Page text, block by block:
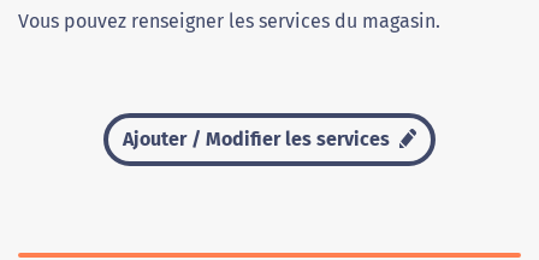
Vous pouvez renseigner les services du magasin.
Ajouter / Modifier les services